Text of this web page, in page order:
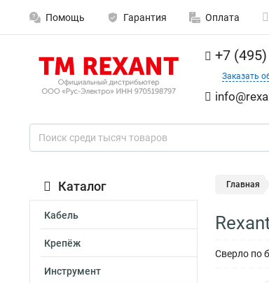
Помощь Гарантия Оплата
+7
Заказать
Каталог
Кабель
Крепёж
Инструмент
Главная
Сверло по